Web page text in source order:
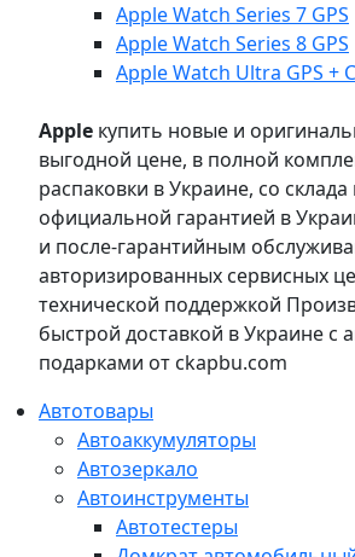
Apple Watch Series 7 GPS
Apple Watch Series 8 GPS
Apple Watch Ultra GPS +
Apple купить новые и
выгодной цене, в полной
распаковки в Украине, со склада
официальной гарантией в
и после-гарантийным
авторизированных сервисных
технической поддержкой
быстрой доставкой в Украине с
подарками от ckapbu.com
Автотовары
Автоаккумуляторы
Автозеркало
Автоинструменты
Автотестеры